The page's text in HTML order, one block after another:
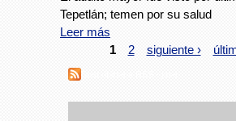
Tepetlán; temen por su salud
Leer más
1
2 siguiente ›